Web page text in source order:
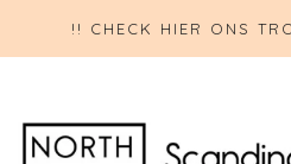
!! CHECK HIER ONS